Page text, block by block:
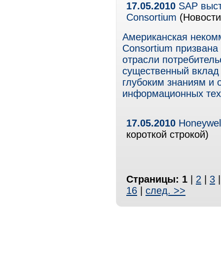
17.05.2010 SAP
Consortium
Американская
Consortium призвана
отрасли
существенный вклад
глубоким знаниям и
информационных
17.05.2010
короткой строкой)
Страницы: 1 2 3
16
след. >>